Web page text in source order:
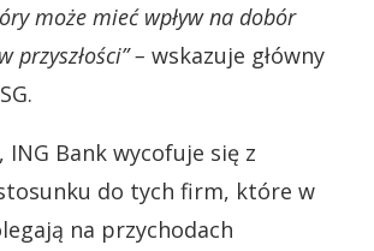
może mieć wpływ na dobór
przyszłości” – wskazuje główny
ING Bank wycofuje się z
do tych firm, które w
na przychodach